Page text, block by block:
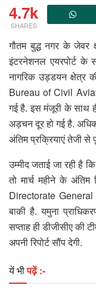
4.7k
SHARES
​गौतम बुद्ध नगर के जेवर
इंटरनेशनल एयरपोर्ट के
नागरिक उड्डयन क्षेत्र
Bureau of Civil
गई है. इस मंजूरी के साथ
अड़चन दूर हो गई है.
अंतिम प्रक्रियाएं तेजी से
उम्मीद जताई जा रही है
तो मार्च महीने के
Directorate General
बाकी है. यमुना
सप्ताह ही डीजीसीए की
अपनी रिपोर्ट सौंप देगी.
यें भीपढ़ें :-